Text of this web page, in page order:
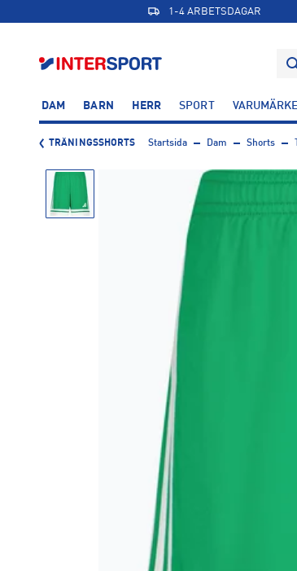
1-4 ARBETSDAGAR
DAM BARN HERR SPORT
TRÄNINGSSHORTS Startsida Dam Shorts